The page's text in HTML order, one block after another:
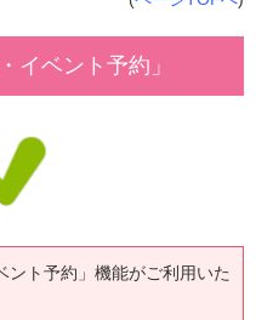
イベント予約」
ント予約」機能がご利用いた